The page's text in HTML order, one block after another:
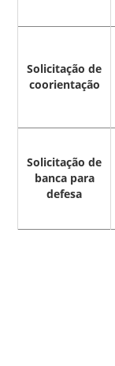
Solicitação de
coorientação
Solicitação de
banca para
defesa